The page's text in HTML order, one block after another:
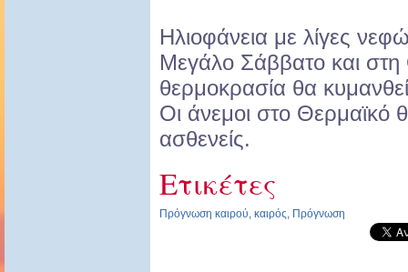
Ηλιοφάνεια με λίγες
Μεγάλο Σάββατο και
θερμοκρασία θα
Οι άνεμοι στο Θερμαϊκό
ασθενείς.
Ετικέτες
Πρόγνωση καιρού, καιρός, Πρόγνωση